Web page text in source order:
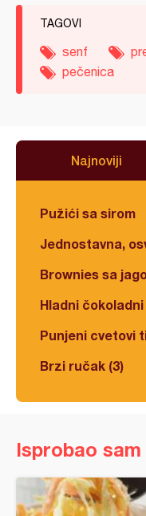
TAGOVI
senf
pečenica
Najnoviji
Pužići sa sirom
Jednostavna,
Brownies sa
Hladni
Punjeni cvetovi
Brzi ručak (3)
Isprobao sam